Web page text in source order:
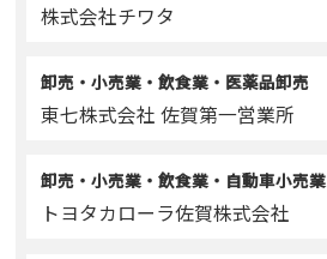
株式会社チワタ
卸売・小売業・飲食業・医薬品卸売
東七株式会社 佐賀第一営業所
卸売・小売業・飲食業・自動車小売業
トヨタカローラ佐賀株式会社